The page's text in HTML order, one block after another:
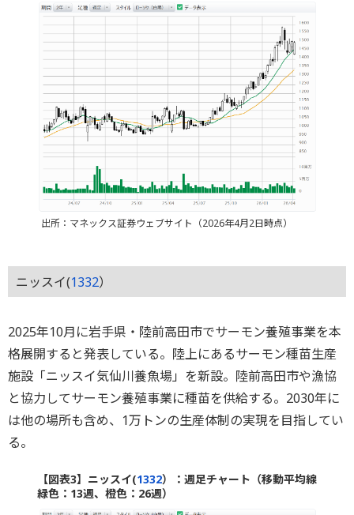
出所：マネックス証券ウェブサイト（2026年4月2日時点）
ニッスイ(1332）
2025年10月に岩手県・陸前高田市でサーモン養殖事業を本
格展開すると発表している。陸上にあるサーモン種苗生産
施設「ニッスイ気仙川養魚場」を新設。陸前高田市や漁協
と協力してサーモン養殖事業に種苗を供給する。2030年に
は他の場所も含め、1万トンの生産体制の実現を目指してい
る。
【図表3】ニッスイ(1332）：週足チャート（移動平均線
緑色：13週、橙色：26週）